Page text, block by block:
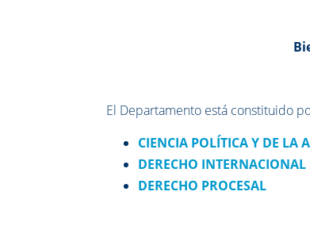
El Departamento está constituido
CIENCIA POLÍTICA Y DE LA
DERECHO
DERECHO PROCESAL